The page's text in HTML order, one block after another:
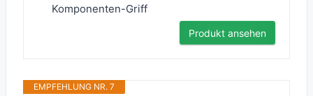
Komponenten-Griff
Produkt ansehen
EMPFEHLUNG NR. 7